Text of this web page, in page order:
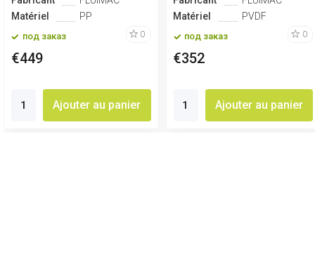
Matériel
PP
под заказ 0
€449
Ajouter au panier
Matériel
PVDF
под заказ 0
€352
Ajouter au panier